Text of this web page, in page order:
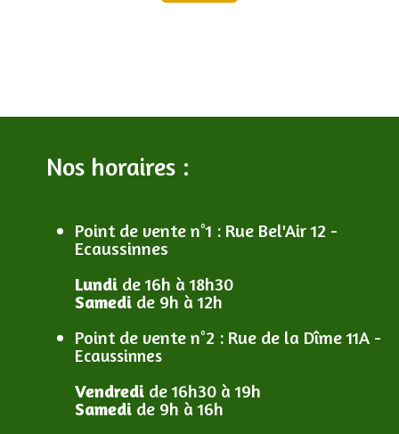
Nos horaires :
Point de vente n°1 : Rue Bel'Air 12 -
Ecaussinnes
Lundi de 16h à 18h30
Samedi de 9h à 12h
Point de vente n°2 : Rue de la Dîme 11A -
Ecaussinnes
Vendredi de 16h30 à 19h
Samedi de 9h à 16h